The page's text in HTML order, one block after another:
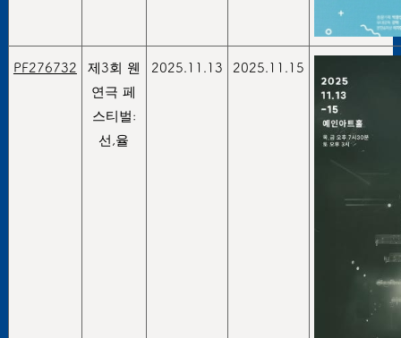
PF276732
제3회 웬
연극 페
스티벌:
선,율
2025.11.13 2025.11.15